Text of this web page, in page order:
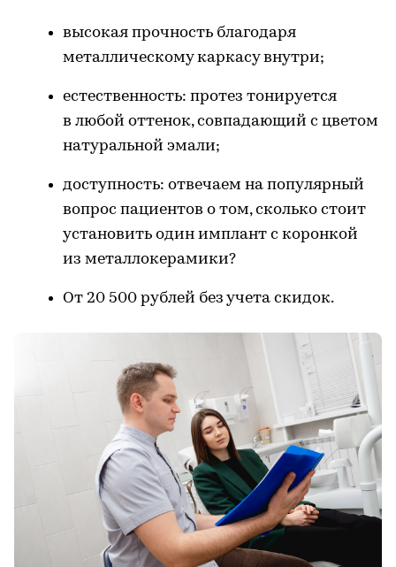
высокая прочность благодаря
металлическому каркасу внутри;
естественность: протез тонируется
в любой оттенок, совпадающий с цветом
натуральной эмали;
доступность: отвечаем на популярный
вопрос пациентов о том, сколько стоит
установить один имплант с коронкой
из металлокерамики?
От 20 500 рублей без учета скидок.